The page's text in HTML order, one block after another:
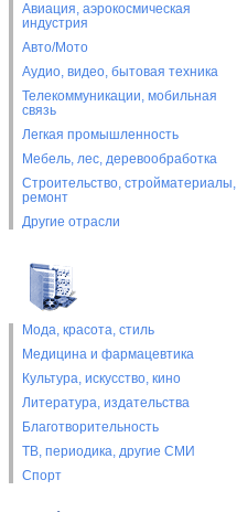
Авиация, аэрокосмическая
индустрия
Авто/Мото
Аудио, видео, бытовая техника
Телекоммуникации, мобильная
связь
Легкая промышленность
Мебель, лес, деревообработка
Строительство, стройматериалы,
ремонт
Другие отрасли
Мода, красота, стиль
Медицина и фармацевтика
Культура, искусство, кино
Литература, издательства
Благотворительность
ТВ, периодика, другие СМИ
Спорт